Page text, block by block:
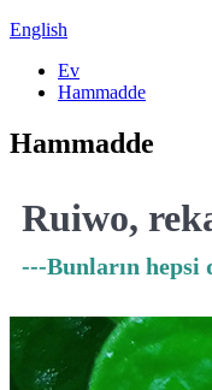
English
Ev
Hammadde
Hammadde
Ruiwo,
---Bunların hepsi